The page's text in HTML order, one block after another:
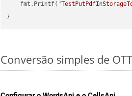
    fmt.Printf(
Conversão simples de